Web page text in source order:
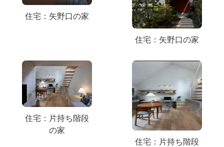
住宅：矢野口の家
住宅：矢野口の家
住宅：片持ち階段
の家
住宅：片持ち階段